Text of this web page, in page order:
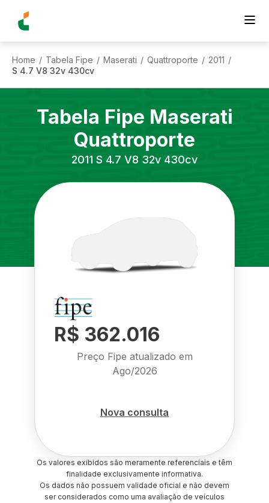
Home / Tabela Fipe / Maserati / Quattroporte / 2011 /
S 4.7 V8 32v 430cv
Tabela Fipe Maserati
Quattroporte
2011 S 4.7 V8 32v 430cv
R$ 362.016
Preço Fipe atualizado em
Ago/2026
Nova consulta
Os valores exibidos são meramente referenciais e têm
finalidade exclusivamente informativa.
Os dados não possuem validade oficial e não devem
ser considerados como uma avaliação de veículos